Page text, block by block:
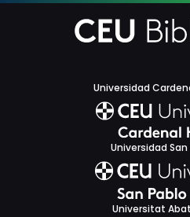
Universidad
Universidad San
Universitat Abat